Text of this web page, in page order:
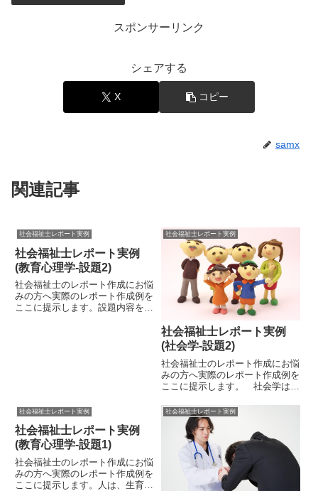
スポンサーリンク
シェアする
X コピー
samx
関連記事
社会福祉士レポート実例
社会福祉士レポート実例
(教育心理学-設題2)
社会福祉士のレポート作成にお悩
みの方へ実際のレポート作成例を
ここに提示します。設題内容をみ
社会福祉士レポート実例
社会福祉士レポート実例
(社会学-設題2)
社会福祉士のレポート作成にお悩
みの方へ実際のレポート作成例を
ここに提示します。 社会学は、
務でも非常に重要な知識を与えて
くれる科目となっています。社会
学特有の社会の捉え方を学ぶこと
は、広い視野を持つべきである
社会福祉士レポート実例
社会福祉士レポート実例
(教育心理学-設題1)
社会福祉士のレポート作成にお悩
みの方へ実際のレポート作成例を
ここに提示します。人は、生育環
社会福祉士レポート実例